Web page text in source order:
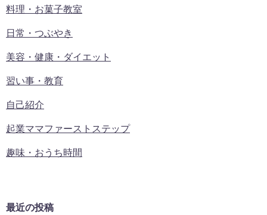
料理・お菓子教室
日常・つぶやき
美容・健康・ダイエット
習い事・教育
自己紹介
起業ママファーストステップ
趣味・おうち時間
最近の投稿